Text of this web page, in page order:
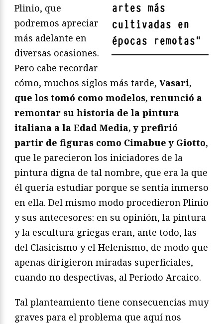
artes más
cultivadas en
épocas remotas"
Plinio, que
podremos apreciar
más adelante en
diversas ocasiones.
Pero cabe recordar
cómo, muchos siglos más tarde, Vasari,
que los tomó como modelos, renunció a
remontar su historia de la pintura
italiana a la Edad Media, y prefirió
partir de figuras como Cimabue y Giotto,
que le parecieron los iniciadores de la
pintura digna de tal nombre, que era la que
él quería estudiar porque se sentía inmerso
en ella. Del mismo modo procedieron Plinio
y sus antecesores: en su opinión, la pintura
y la escultura griegas eran, ante todo, las
del Clasicismo y el Helenismo, de modo que
apenas dirigieron miradas superficiales,
cuando no despectivas, al Periodo Arcaico.
Tal planteamiento tiene consecuencias muy
graves para el problema que aquí nos